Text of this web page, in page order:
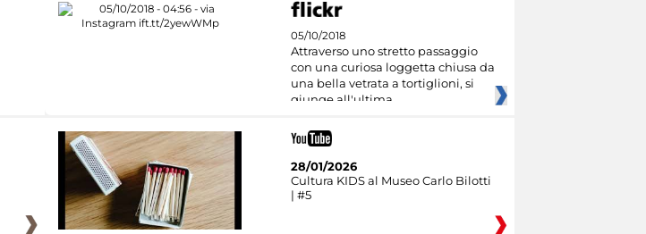
05/10/2018
Attraverso uno stretto passaggio
con una curiosa loggetta chiusa da
una bella vetrata a tortiglioni, si
giunge all'ultima
28/01/2026
Cultura KIDS al Museo Carlo Bilotti
| #5